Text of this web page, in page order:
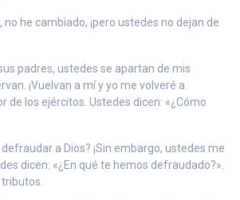
no he cambiado, ¡pero ustedes no dejan de
padres, ustedes se apartan de mis
¡Vuelvan a mí y yo me volveré a
de los ejércitos. Ustedes dicen: «¿Cómo
a Dios? ¡Sin embargo, ustedes me
dicen: «¿En qué te hemos defraudado?».